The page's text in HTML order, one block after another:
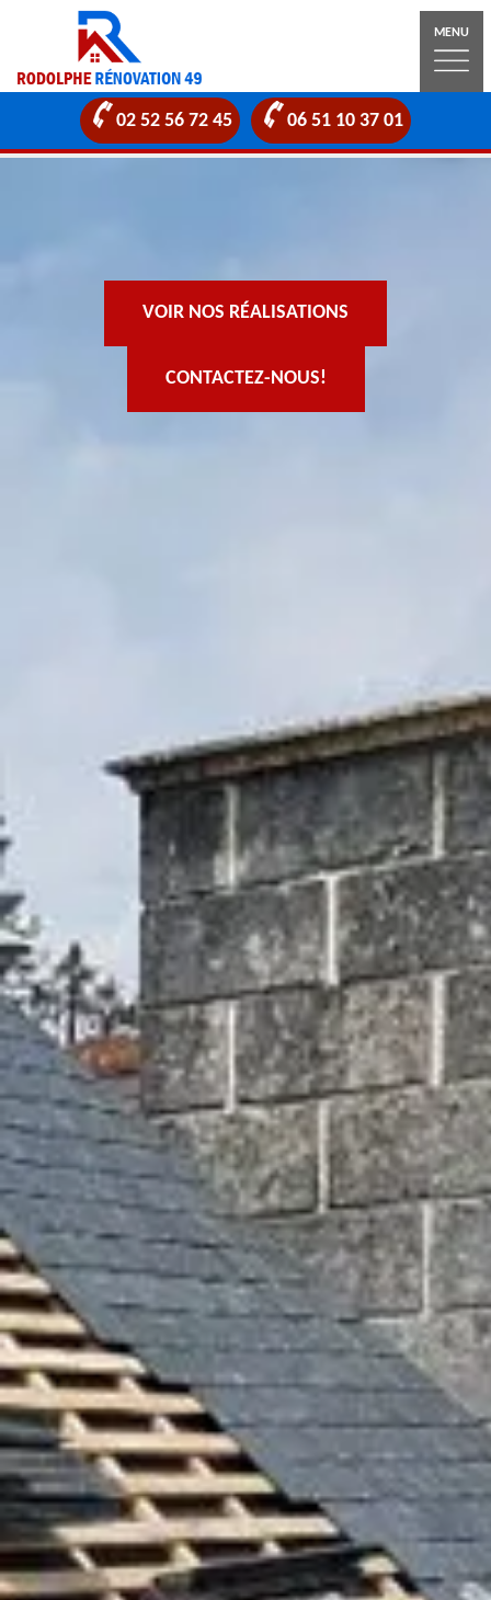
MENU
02 52 56 72 45 06 51 10 37 01
VOIR NOS RÉALISATIONS
CONTACTEZ-NOUS!